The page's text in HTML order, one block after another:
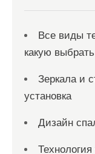
Все виды
какую выбрать
Зеркала и
установка
Дизайн